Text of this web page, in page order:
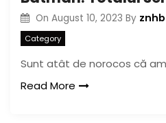
On August 10, 2023 By
Category
Sunt atât de norocos că
Read More